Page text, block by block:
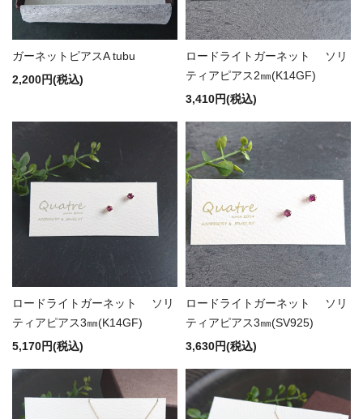
ガーネットピアスA tubu
2,200円(税込)
ロードライトガーネット ソリ
ティアピアス2㎜(K14GF)
3,410円(税込)
ロードライトガーネット ソリ
ティアピアス3㎜(K14GF)
5,170円(税込)
ロードライトガーネット ソリ
ティアピアス3㎜(SV925)
3,630円(税込)